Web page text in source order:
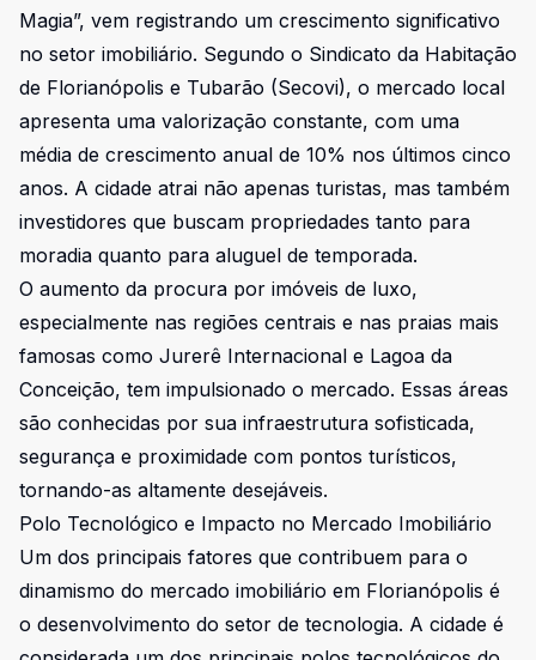
Magia”, vem registrando um crescimento significativo
no setor imobiliário. Segundo o Sindicato da Habitação
de Florianópolis e Tubarão (Secovi), o mercado local
apresenta uma valorização constante, com uma
média de crescimento anual de 10% nos últimos cinco
anos. A cidade atrai não apenas turistas, mas também
investidores que buscam propriedades tanto para
moradia quanto para aluguel de temporada.
O aumento da procura por imóveis de luxo,
especialmente nas regiões centrais e nas praias mais
famosas como Jurerê Internacional e Lagoa da
Conceição, tem impulsionado o mercado. Essas áreas
são conhecidas por sua infraestrutura sofisticada,
segurança e proximidade com pontos turísticos,
tornando-as altamente desejáveis.
Polo Tecnológico e Impacto no Mercado Imobiliário
Um dos principais fatores que contribuem para o
dinamismo do mercado imobiliário em Florianópolis é
o desenvolvimento do setor de tecnologia. A cidade é